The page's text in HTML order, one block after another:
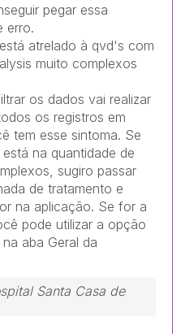
pegar essa
erro.
atrelado à qvd's com
muito complexos
os dados vai realizar
os registros em
tem esse sintoma. Se
na quantidade de
sugiro passar
de tratamento e
na aplicação. Se for a
pode utilizar a opção
aba Geral da
Santa Casa de